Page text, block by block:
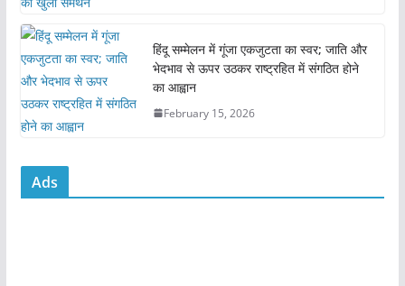
हिंदू सम्मेलन में गूंजा एकजुटता का स्वर; जाति और
भेदभाव से ऊपर उठकर राष्ट्रहित में संगठित होने
का आह्वान
February 15, 2026
Ads